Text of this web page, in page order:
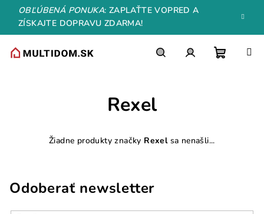
Prejsť
obsah
OBĽÚBENÁ PONUKA: ZAPLAŤTE VOPRED A
ZÍSKAJTE DOPRAVU ZDARMA!
Rexel
Žiadne produkty značky Rexelsa nenašli...
Odoberať newsletter